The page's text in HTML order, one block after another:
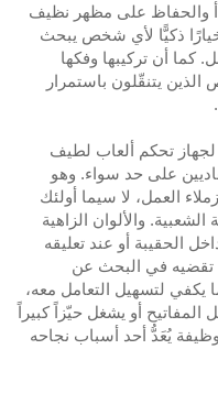
والحفاظ على مظهر نظيف
خيارًا ذكيًّا لأي شخص يبحث
أن تركيبها وفكها
الذين يتنقّلون باستمرار
تحكم ألعاب لطيف
على حد سواء. وهو
العمل، لا سيما أولئك
والألوان الزاهية
الحقيبة أو عند تعليقه
تقضيه في البحث عن
يكفي لتسهيل التعامل معه،
أو يشغل حيّزاً كبيراً
يُعَدُّ أحد أسباب نجاحه